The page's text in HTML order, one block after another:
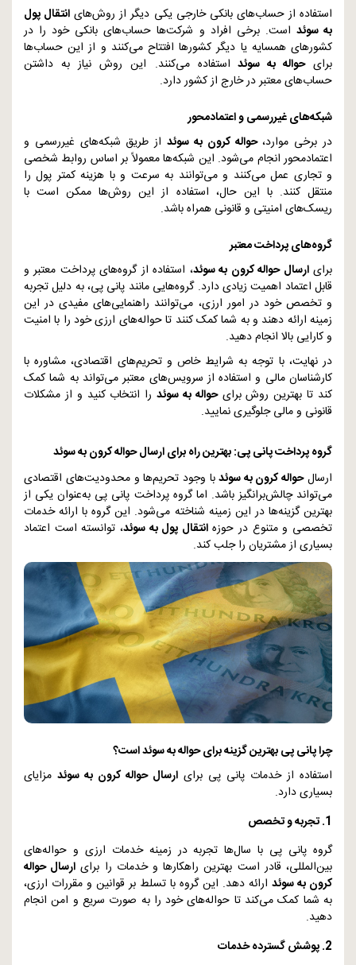
استفاده از حساب‌های بانکی خارجی یکی دیگر از روش‌های انتقال پول
به سوئد است. برخی افراد و شرکت‌ها حساب‌های بانکی خود را در
کشورهای همسایه یا دیگر کشورها افتتاح می‌کنند و از این حساب‌ها
برایحواله به سوئد استفاده می‌کنند. این روش نیاز به داشتن
حساب‌های معتبر در خارج از کشور دارد.
شبکه‌های غیررسمی و اعتمادمحور
در برخی موارد،حواله کرون به سوئداز طریق شبکه‌های غیررسمی و
اعتمادمحور انجام می‌شود. این شبکه‌ها معمولاً بر اساس روابط شخصی
و تجاری عمل می‌کنند و می‌توانند به سرعت و با هزینه کمتر پول را
منتقل کنند. با این حال، استفاده از این روش‌ها ممکن است با
ریسک‌های امنیتی و قانونی همراه باشد.
گروه‌های پرداخت معتبر
برایارسال حواله کرون به سوئد، استفاده از گروه‌های پرداخت معتبر و
قابل اعتماد اهمیت زیادی دارد. گروه‌هایی مانند پانی پی، به دلیل تجربه
و تخصص خود در امور ارزی، می‌توانند راهنمایی‌های مفیدی در این
زمینه ارائه دهند و به شما کمک کنند تا حواله‌های ارزی خود را با امنیت
و کارایی بالا انجام دهید.
در نهایت، با توجه به شرایط خاص و تحریم‌های اقتصادی، مشاوره با
کارشناسان مالی و استفاده از سرویس‌های معتبر می‌تواند به شما کمک
کند تا بهترین روش برایحواله به سوئدرا انتخاب کنید و از مشکلات
قانونی و مالی جلوگیری نمایید.
گروه پرداخت پانی پی: بهترین راه برای ارسال حواله کرون به سوئد
ارسالحواله کرون به سوئدبا وجود تحریم‌ها و محدودیت‌های اقتصادی
می‌تواند چالش‌برانگیز باشد. اما گروه پرداخت پانی پی به‌عنوان یکی از
بهترین گزینه‌ها در این زمینه شناخته می‌شود. این گروه با ارائه خدمات
تخصصی و متنوع در حوزهانتقال پول به سوئد، توانسته است اعتماد
بسیاری از مشتریان را جلب کند.
چرا پانی پی بهترین گزینه برای حواله به سوئد است؟
استفاده از خدمات پانی پی برای ارسال حواله کرون به سوئد مزایای
بسیاری دارد.
1. تجربه و تخصص
گروه پانی پی با سال‌ها تجربه در زمینه خدمات ارزی و حواله‌های
بین‌المللی، قادر است بهترین راهکارها و خدمات را برای ارسال حواله
کرون به سوئد ارائه دهد. این گروه با تسلط بر قوانین و مقررات ارزی،
به شما کمک می‌کند تا حواله‌های خود را به صورت سریع و امن انجام
دهید.
2. پوشش گسترده خدمات